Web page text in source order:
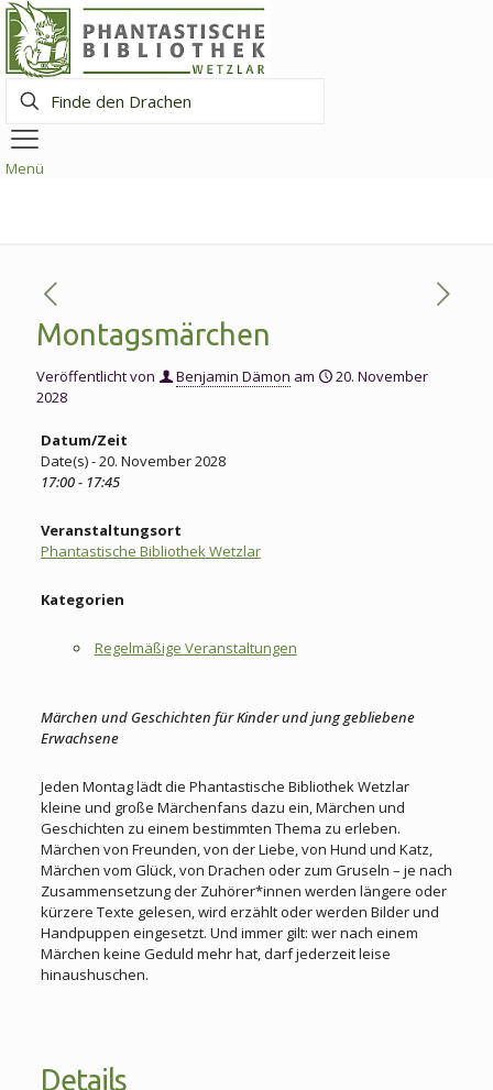
den
Drachen
Menü
Montagsmärchen
Veröffentlicht von Benjamin Dämon am
20. November
2028
Datum/Zeit
Date(s) - 20. November 2028
17:00 - 17:45
Veranstaltungsort
Phantastische Bibliothek Wetzlar
Kategorien
Regelmäßige Veranstaltungen
Märchen und Geschichten für Kinder und jung gebliebene
Erwachsene
Jeden Montag lädt die Phantastische Bibliothek Wetzlar
kleine und große Märchenfans dazu ein, Märchen und
Geschichten zu einem bestimmten Thema zu erleben.
Märchen von Freunden, von der Liebe, von Hund und Katz,
Märchen vom Glück, von Drachen oder zum Gruseln – je nach
Zusammensetzung der Zuhörer*innen werden längere oder
kürzere Texte gelesen, wird erzählt oder werden Bilder und
Handpuppen eingesetzt. Und immer gilt: wer nach einem
Märchen keine Geduld mehr hat, darf jederzeit leise
hinaushuschen.
Details